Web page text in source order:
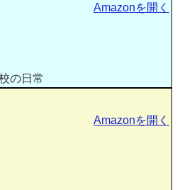
の日常
Amazonを開く
Amazonを開く